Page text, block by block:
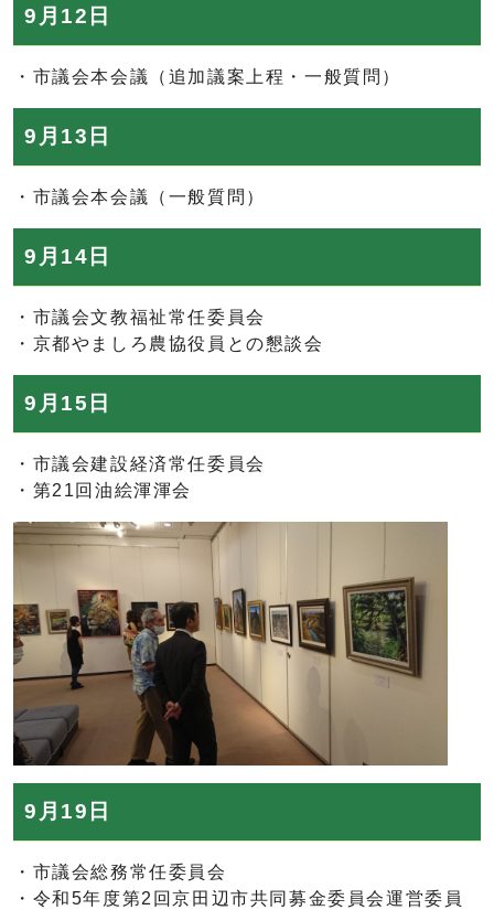
9月12日
・市議会本会議（追加議案上程・一般質問）
9月13日
・市議会本会議（一般質問）
9月14日
・市議会文教福祉常任委員会
・京都やましろ農協役員との懇談会
9月15日
・市議会建設経済常任委員会
・第21回油絵渾渾会
9月19日
・市議会総務常任委員会
・令和5年度第2回京田辺市共同募金委員会運営委員